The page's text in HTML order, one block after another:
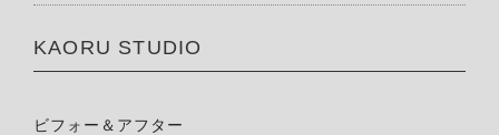
KAORU STUDIO
ビフォー＆アフター